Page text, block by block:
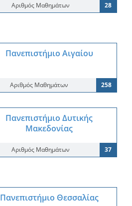
Αριθμός Μαθημάτων 28
Πανεπιστήμιο Αιγαίου
Αριθμός Μαθημάτων 258
Πανεπιστήμιο Δυτικής
Μακεδονίας
Αριθμός Μαθημάτων 37
Πανεπιστήμιο Θεσσαλίας